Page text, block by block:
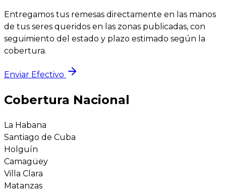
Entregamos tus remesas directamente en las manos
de tus seres queridos en las zonas publicadas, con
seguimiento del estado y plazo estimado según la
cobertura.
Enviar Efectivo
Cobertura Nacional
La Habana
Santiago de Cuba
Holguín
Camagüey
Villa Clara
Matanzas